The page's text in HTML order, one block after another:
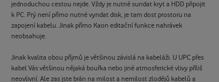
jednoduchou cestou nejde. Vždy je nutné sundat kryt a HDD připojit
k PC. Prý není přímo nutné vyndat disk, je tam dost prostoru na
zapojení kabelu. Jinak přímo Kaon editační funkce nahrávek
neobsahuje.
Jinak kvalita obou příjmů je většinou závislá na kabeláži. U UPC přes
kabel Vás většinou nějaká bouřka nebo jiné atmosferické vlivy příliš
neovlivní. Ale zas jste brán na milost a nemilost zlodějů kabelů a